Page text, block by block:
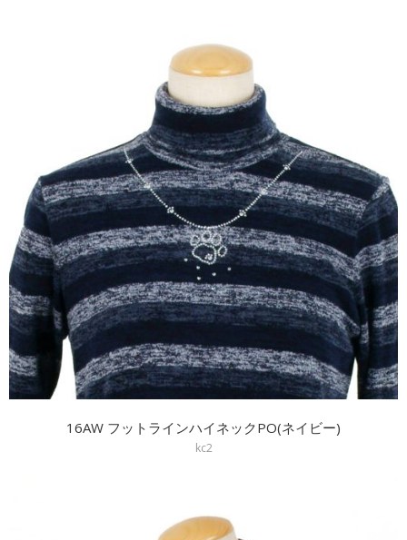
16AW フットラインハイネックPO(ネイビー)
kc2